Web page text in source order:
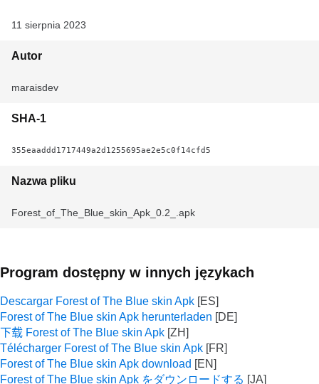
11 sierpnia 2023
Autor
maraisdev
SHA-1
355eaaddd1717449a2d1255695ae2e5c0f14cfd5
Nazwa pliku
Forest_of_The_Blue_skin_Apk_0.2_.apk
Program dostępny w innych językach
Descargar Forest of The Blue skin Apk
Forest of The Blue skin Apk herunterladen
下载 Forest of The Blue skin Apk
Télécharger Forest of The Blue skin Apk
Forest of The Blue skin Apk download
Forest of The Blue skin Apk をダウンロードする